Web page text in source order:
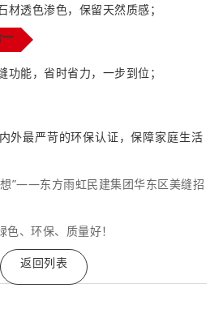
材透色渗色，保留天然质感；
功能，省时省力，一步到位；
外最严苛的环保认证，保障家庭生活
”——东方雨虹民建集团华东区美缝招
色、环保、质量好！
返回列表